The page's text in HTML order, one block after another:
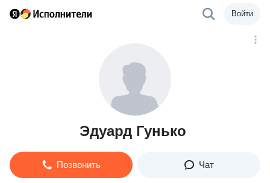
Войти
Эдуард Гунько
Позвонить Чат